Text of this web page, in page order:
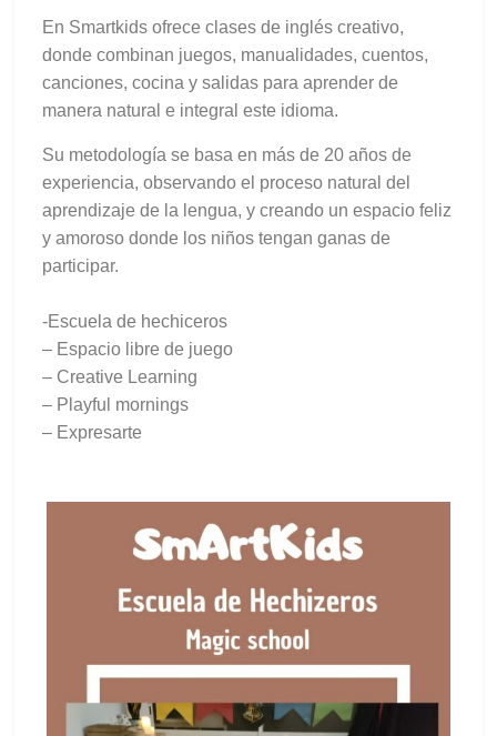
En Smartkids ofrece clases de inglés creativo,
donde combinan juegos, manualidades, cuentos,
canciones, cocina y salidas para aprender de
manera natural e integral este idioma.
Su metodología se basa en más de 20 años de
experiencia, observando el proceso natural del
aprendizaje de la lengua, y creando un espacio feliz
y amoroso donde los niños tengan ganas de
participar.
-Escuela de hechiceros
– Espacio libre de juego
– Creative Learning
– Playful mornings
– Expresarte